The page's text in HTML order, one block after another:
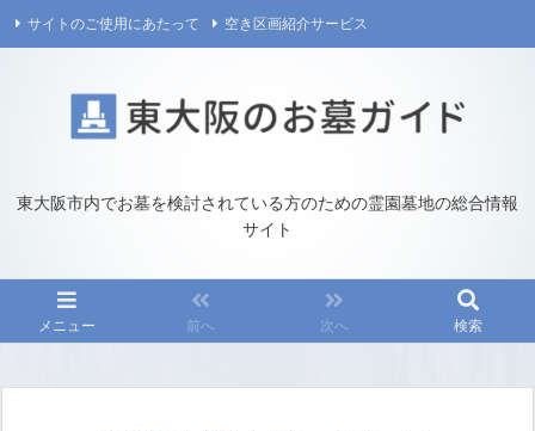
東大阪市内でお墓を検討されている方のための霊園墓地の総合情報
サイト
メニュー 前へ 次へ 検索
サイトのご使用にあたって 空き区画紹介サービス